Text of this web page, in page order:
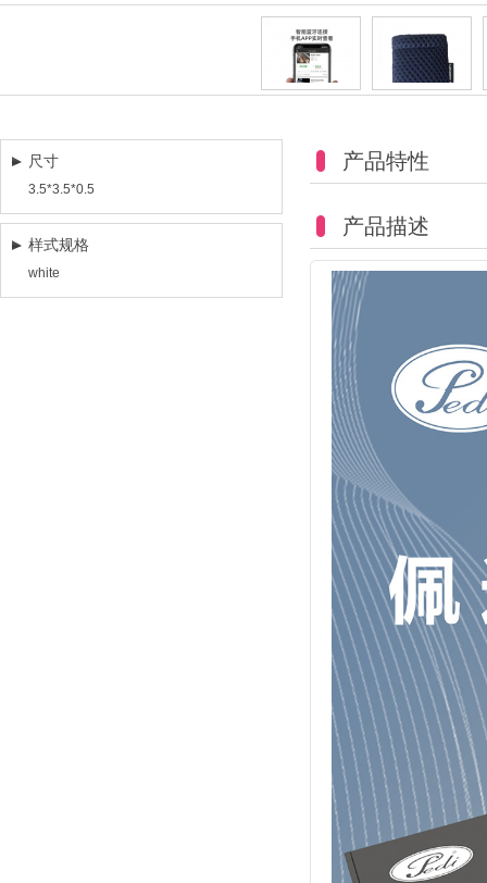
尺寸
3.5*3.5*0.5
样式规格
white
产品特性
产品描述